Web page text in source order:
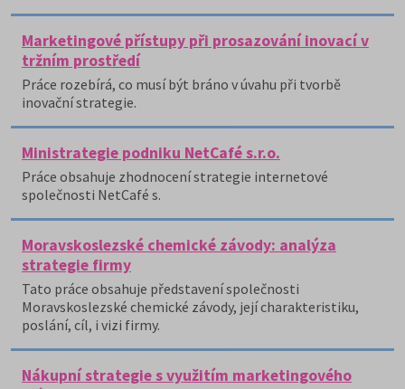
Marketingové přístupy při prosazování inovací v
tržním prostředí
Práce rozebírá, co musí být bráno v úvahu při tvorbě
inovační strategie.
Ministrategie podniku NetCafé s.r.o.
Práce obsahuje zhodnocení strategie internetové
společnosti NetCafé s.
Moravskoslezské chemické závody: analýza
strategie firmy
Tato práce obsahuje představení společnosti
Moravskoslezské chemické závody, její charakteristiku,
poslání, cíl, i vizi firmy.
Nákupní strategie s využitím marketingového